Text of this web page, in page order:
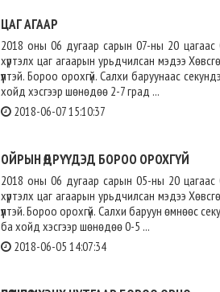
ЦАГ АГААР
2018 оны 06 дугаар сарын 07-ны 20
хүртэлх цаг агаарын урьдчилсан мэдээ
үүлтэй. Бороо орохгүй. Салхи баруунаас
хойд хэсгээр шөнөдөө 2-7 град ...
2018-06-07 15:10:37
ОЙРЫН ӨДРҮҮДЭД БОРОО ОРОХГҮЙ
2018 оны 06 дугаар сарын 05-ны 20
хүртэлх цаг агаарын урьдчилсан мэдээ
үүлтэй. Бороо орохгүй. Салхи баруун өмнөөс
ба хойд хэсгээр шөнөдөө 0-5 ...
2018-06-05 14:07:34